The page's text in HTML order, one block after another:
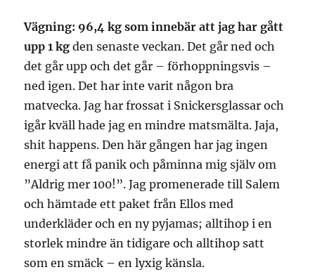
Vägning: 96,4 kg som innebär att jag har gått
upp 1 kg den senaste veckan. Det går ned och
det går upp och det går – förhoppningsvis –
ned igen. Det har inte varit någon bra
matvecka. Jag har frossat i Snickersglassar och
igår kväll hade jag en mindre matsmälta. Jaja,
shit happens. Den här gången har jag ingen
energi att få panik och påminna mig själv om
”Aldrig mer 100!”. Jag promenerade till Salem
och hämtade ett paket från Ellos med
underkläder och en ny pyjamas; alltihop i en
storlek mindre än tidigare och alltihop satt
som en smäck – en lyxig känsla.